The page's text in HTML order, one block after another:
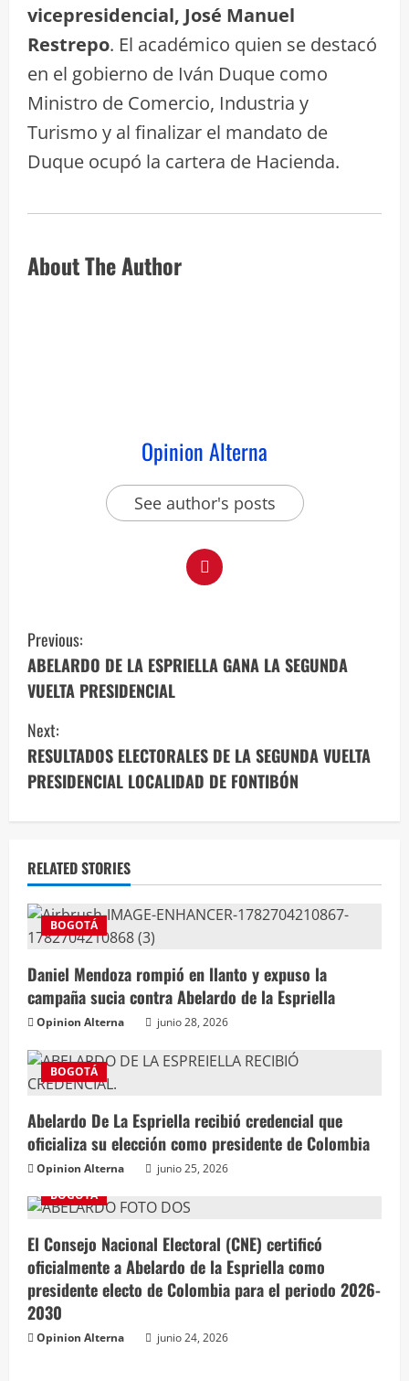
vicepresidencial, José Manuel
Restrepo. El académico quien se destacó
en el gobierno de Iván Duque como
Ministro de Comercio, Industria y
Turismo y al finalizar el mandato de
Duque ocupó la cartera de Hacienda.
About The Author
Opinion Alterna
See author's posts
Previous:
ABELARDO DE LA ESPRIELLA GANA LA SEGUNDA
VUELTA PRESIDENCIAL
Next:
RESULTADOS ELECTORALES DE LA SEGUNDA VUELTA
PRESIDENCIAL LOCALIDAD DE FONTIBÓN
RELATED STORIES
BOGOTÁ
Daniel Mendoza rompió en llanto y expuso la
campaña sucia contra Abelardo de la Espriella
Opinion Alterna junio 28, 2026
BOGOTÁ
Abelardo De La Espriella recibió credencial que
oficializa su elección como presidente de Colombia
Opinion Alterna
junio 25, 2026
BOGOTÁ
El Consejo Nacional Electoral (CNE) certificó
oficialmente a Abelardo de la Espriella como
presidente electo de Colombia para el periodo 2026-
2030
Opinion Alterna junio 24, 2026